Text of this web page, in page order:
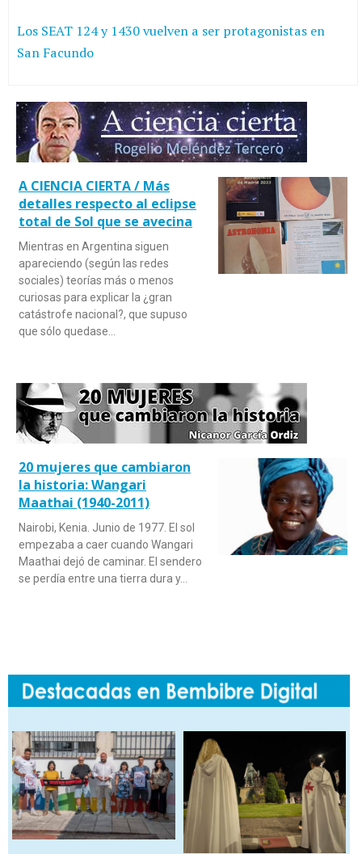
Los SEAT 124 y 1430 vuelven a ser protagonistas en
San Facundo
A CIENCIA CIERTA / Más
detalles respecto al eclipse
total de Sol que se avecina
Mientras en Argentina siguen
apareciendo (según las redes
sociales) teorías más o menos
curiosas para explicar la ¿gran
catástrofe nacional?, que supuso
que sólo quedase…
20 mujeres que cambiaron
la historia: Wangari
Maathai (1940-2011)
Nairobi, Kenia. Junio de 1977. El sol
empezaba a caer cuando Wangari
Maathai dejó de caminar. El sendero
se perdía entre una tierra dura y…